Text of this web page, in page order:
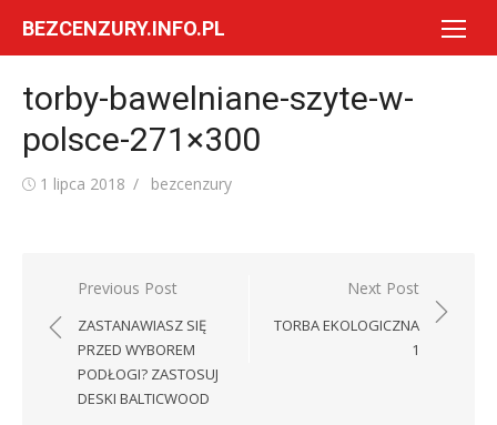
BEZCENZURY.INFO.PL
torby-bawelniane-szyte-w-
polsce-271×300
Posted
1 lipca 2018 Author
bezcenzury
Nawigacja
wpisu
Previous Post
ZASTANAWIASZ SIĘ
PRZED WYBOREM
PODŁOGI? ZASTOSUJ
DESKI BALTICWOOD
Next Post
TORBA EKOLOGICZNA
1